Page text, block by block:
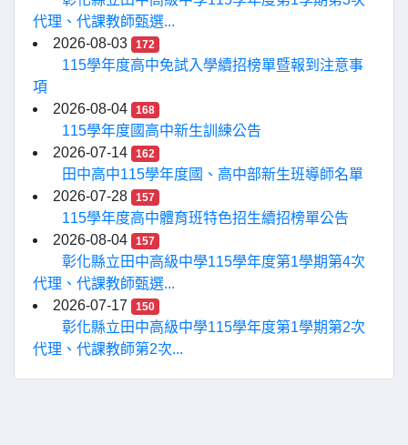
代理、代課教師甄選...
2026-08-03
172
115學年度高中免試入學續招榜單暨報到注意事
項
2026-08-04
168
115學年度國高中新生訓練公告
2026-07-14
162
田中高中115學年度國、高中部新生班導師名單
2026-07-28
157
115學年度高中體育班特色招生續招榜單公告
2026-08-04
157
彰化縣立田中高級中學115學年度第1學期第4次
代理、代課教師甄選...
2026-07-17
150
彰化縣立田中高級中學115學年度第1學期第2次
代理、代課教師第2次...